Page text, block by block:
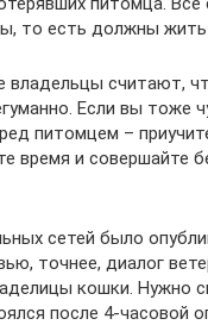
то есть должны
владельцы считают,
Если вы тоже
питомцем –
время и совершайте
сетей было
точнее, диалог
кошки. Нужно
после 4-часовой